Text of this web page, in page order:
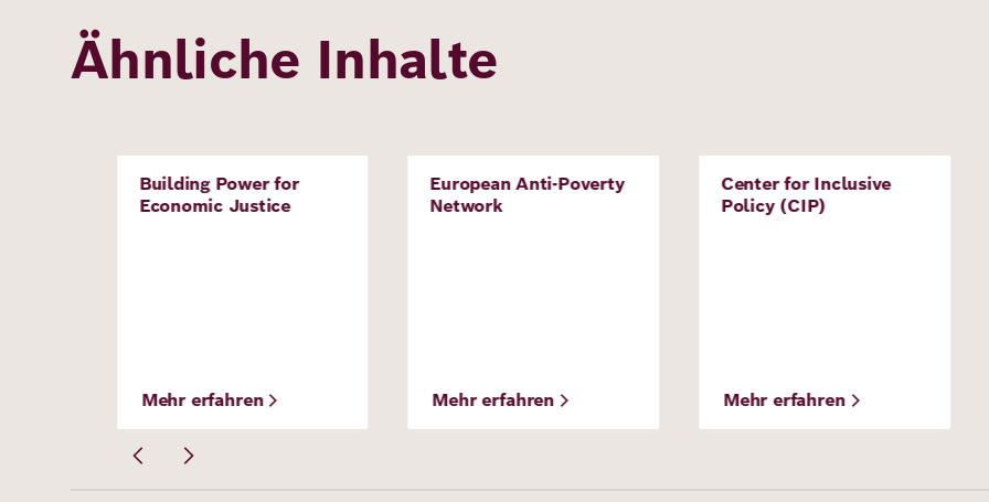
Ähnliche Inhalte
Projekt
Building Power for
Economic Justice
Mehr erfahren
Projekt
European Anti-Poverty
Network
Mehr erfahren
Projekt
Center for Inclusive
Policy (CIP)
Mehr erfahren